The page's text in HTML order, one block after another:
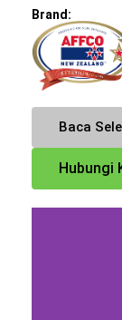
Brand:
Baca
Hubungi